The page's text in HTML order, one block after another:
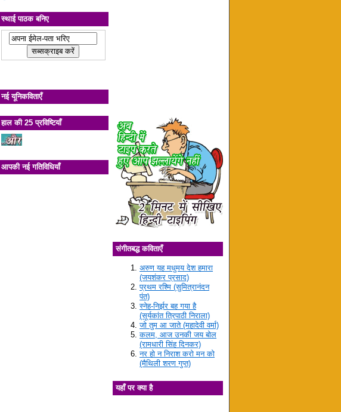
स्थाई पाठक बनिए
नई यूनिकविताएँ
हाल की 25 प्रविष्टियाँ
आपकी नई गतिविधियाँ
संगीतबद्ध कविताएँ
अरुण यह मधुमय देश हमारा
(जयशंकर प्रसाद)
प्रथम रश्मि (सुमित्रानंदन
पंत)
स्नेह-निर्झर बह गया है
(सूर्यकांत त्रिपाठी निराला)
जो तुम आ जाते (महादेवी वर्मा)
कलम, आज उनकी जय बोल
(रामधारी सिंह दिनकर)
नर हो न निराश करो मन को
(मैथिली शरण गुप्त)
यहाँ पर क्या है